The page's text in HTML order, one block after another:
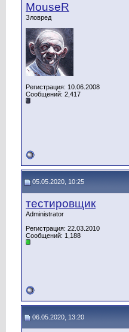
MouseR
Зловред
Регистрация: 10.06.2008
Сообщений: 2,417
05.05.2020, 10:25
тестировщик
Administrator
Регистрация: 22.03.2010
Сообщений: 1,188
06.05.2020, 13:20